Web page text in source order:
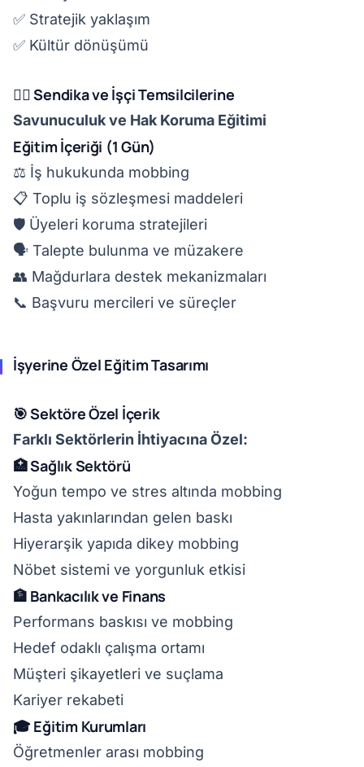
✅ Stratejik yaklaşım
✅ Kültür dönüşümü
👨‍⚖️ Sendika ve İşçi Temsilcilerine
Savunuculuk ve Hak Koruma Eğitimi
Eğitim İçeriği (1 Gün)
⚖️ İş hukukunda mobbing
📋 Toplu iş sözleşmesi maddeleri
🛡️ Üyeleri koruma stratejileri
🗣️ Talepte bulunma ve müzakere
👥 Mağdurlara destek mekanizmaları
📞 Başvuru mercileri ve süreçler
İşyerine Özel Eğitim Tasarımı
🎯 Sektöre Özel İçerik
Farklı Sektörlerin İhtiyacına Özel:
🏥 Sağlık Sektörü
Yoğun tempo ve stres altında mobbing
Hasta yakınlarından gelen baskı
Hiyerarşik yapıda dikey mobbing
Nöbet sistemi ve yorgunluk etkisi
🏦 Bankacılık ve Finans
Performans baskısı ve mobbing
Hedef odaklı çalışma ortamı
Müşteri şikayetleri ve suçlama
Kariyer rekabeti
🎓 Eğitim Kurumları
Öğretmenler arası mobbing